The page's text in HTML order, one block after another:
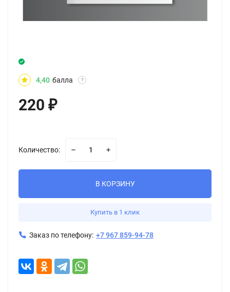
4,40 балла ?
220 ₽
Количество:
В КОРЗИНУ
Купить в 1 клик
Заказ по телефону: +7 967 859-94-78